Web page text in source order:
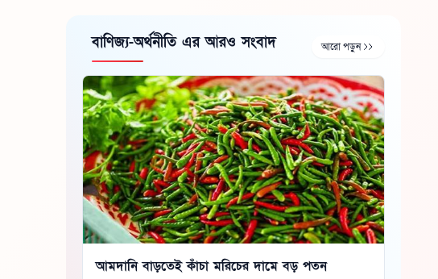
বাণিজ্য-অর্থনীতি এর আরও সংবাদ আরো পড়ুন
আমদানি বাড়তেই কাঁচা মরিচের দামে বড় পতন